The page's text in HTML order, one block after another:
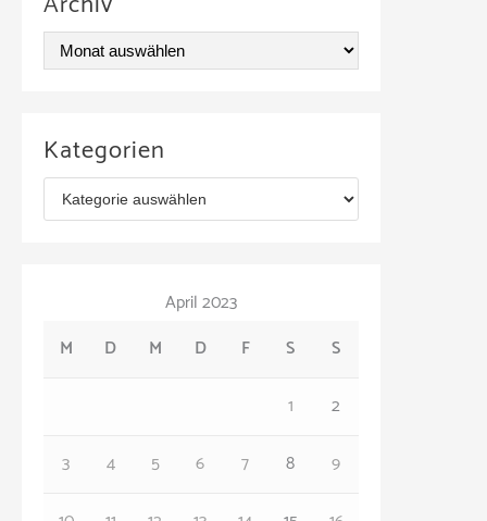
hKategorien
April 2023
M
D M D F S
S
1
2
3
4 5 6 7 8
9